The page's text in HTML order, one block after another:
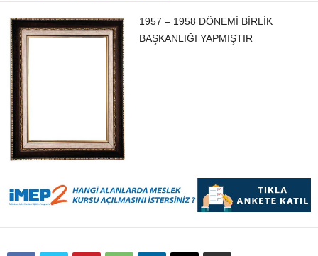
1957 – 1958 DÖNEMİ BİRLİK
BAŞKANLIĞI YAPMIŞTIR